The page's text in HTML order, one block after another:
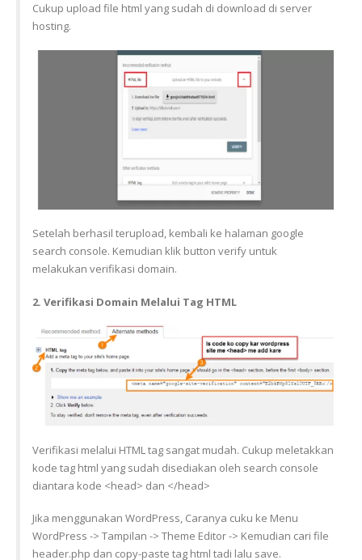
Cukup upload file html yang sudah di download di server
hosting.
Setelah berhasil terupload, kembali ke halaman google
search console. Kemudian klik button verify untuk
melakukan verifikasi domain.
2. Verifikasi Domain Melalui Tag HTML
Verifikasi melalui HTML tag sangat mudah. Cukup meletakkan
kode tag html yang sudah disediakan oleh search console
diantara kode <head> dan </head>
Jika menggunakan WordPress, Caranya cuku ke Menu
WordPress -> Tampilan -> Theme Editor -> Kemudian cari file
header.php dan copy-paste tag html tadi lalu save.